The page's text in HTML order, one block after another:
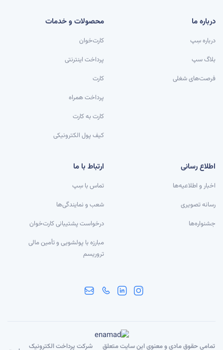
درباره ما
درباره سِپ
بلاگ سپ
فرصت‌های شغلی
محصولات و خدمات
کارت‌خوان
پرداخت اینترنتی
کارت
پرداخت همراه
کارت به کارت
کیف پول الکترونیکی
اطلاع رسانی
اخبار و اطلاعیه‌ها
رسانه تصویری
جشنواره‌ها
ارتباط با ما
تماس با سِپ
شعب و نمایندگی‌ها
درخواست پشتیبانی کارت‌خوان
مبارزه با پولشویی و تأمین مالی
تروریسم
تمامی حقوق مادی و معنوی این سایت متعلق شرکت پرداخت الکترونیک